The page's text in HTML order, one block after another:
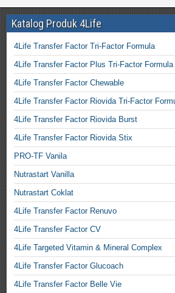
Katalog Produk 4Life
4Life Transfer Factor Tri-Factor Formula
4Life Transfer Factor Plus Tri-Factor Formula
4Life Transfer Factor Chewable
4Life Transfer Factor Riovida Tri-Factor
4Life Transfer Factor Riovida Burst
4Life Transfer Factor Riovida Stix
PRO-TF Vanila
Nutrastart Vanilla
Nutrastart Coklat
4Life Transfer Factor Renuvo
4Life Transfer Factor CV
4Life Targeted Vitamin & Mineral Complex
4Life Transfer Factor Glucoach
4Life Transfer Factor Belle Vie